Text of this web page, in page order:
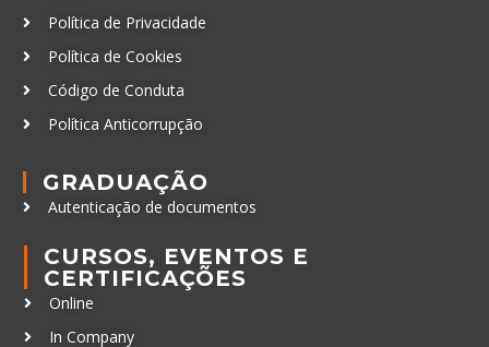
Política de Privacidade
Política de Cookies
Código de Conduta
Política Anticorrupção
GRADUAÇÃO
Autenticação de documentos
CURSOS, EVENTOS E
CERTIFICAÇÕES
Online
In Company